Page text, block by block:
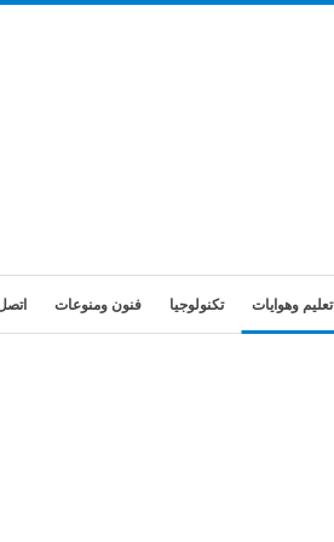
تعليم وهوايات تكنولوجيا فنون ومنوعات